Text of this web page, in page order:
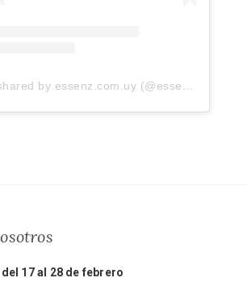
A post shared by essenz.com.uy (@essenz.com.uy)
del 17 al 28 de febrero